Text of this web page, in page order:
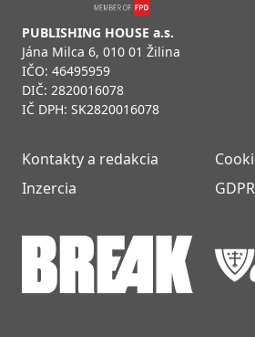
PUBLISHING HOUSE a.s.
Jána Milca 6, 010 01 Žilina
IČO: 46495959
DIČ: 2820016078
IČ DPH: SK2820016078
Kontakty a redakcia
Inzercia
GDPR